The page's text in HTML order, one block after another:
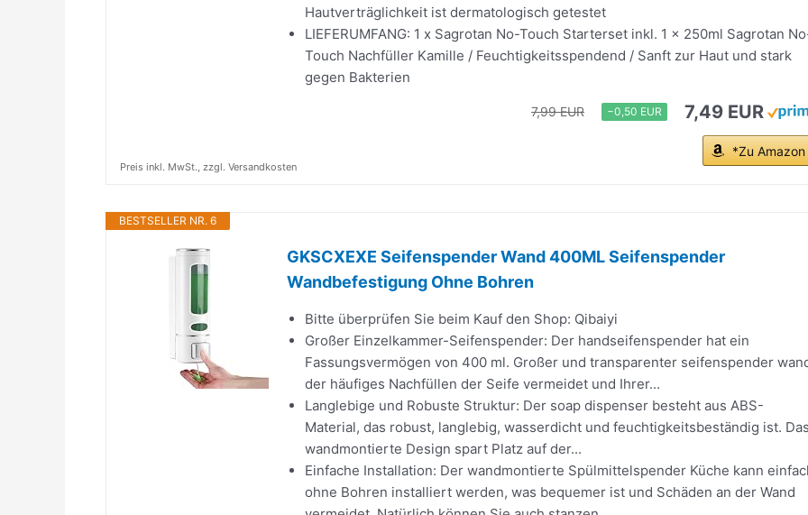
Hautverträglichkeit ist dermatologisch getestet
LIEFERUMFANG: 1 x Sagrotan No-Touch Starterset inkl. 1 x 250ml Sagrotan
Touch Nachfüller Kamille / Feuchtigkeitsspendend / Sanft zur Haut und stark
gegen Bakterien
7,99 EUR −0,50 EUR 7,49 EUR
*Zu Amazon
Preis inkl. MwSt., zzgl. Versandkosten
BESTSELLER NR. 6
GKSCXEXE Seifenspender Wand 400ML Seifenspender
Wandbefestigung Ohne Bohren
Bitte überprüfen Sie beim Kauf den Shop: Qibaiyi
Großer Einzelkammer-Seifenspender: Der handseifenspender hat ein
Fassungsvermögen von 400 ml. Großer und transparenter seifenspender
der häufiges Nachfüllen der Seife vermeidet und Ihrer...
Langlebige und Robuste Struktur: Der soap dispenser besteht aus ABS-
Material, das robust, langlebig, wasserdicht und feuchtigkeitsbeständig ist.
wandmontierte Design spart Platz auf der...
Einfache Installation: Der wandmontierte Spülmittelspender Küche kann
ohne Bohren installiert werden, was bequemer ist und Schäden an der Wand